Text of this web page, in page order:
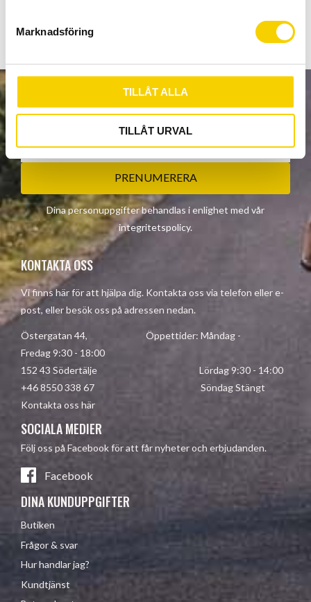
l
Marknadsföring
TILLÅT ALLA
TILLÅT URVAL
NYHETSBREV
PRENUMERERA
Dina personuppgifter behandlas i enlighet med vår
integritetspolicy.
KONTAKTA OSS
Vi finns här för att hjälpa dig. Kontakta oss via telefon eller e-
post, eller besök oss på adressen nedan.
Östergatan 44, Öppettider: Måndag -
Fredag 9:30 - 18:00
152 43 Södertälje Lördag 9:30 - 14:00
+46 8550 338 67 Söndag Stängt
Kontakta oss här
SOCIALA MEDIER
Följ oss på Facebook för att får nyheter och erbjudanden.
Facebook
DINA KUNDUPPGIFTER
Butiken
Frågor & svar
Hur handlar jag?
Kundtjänst